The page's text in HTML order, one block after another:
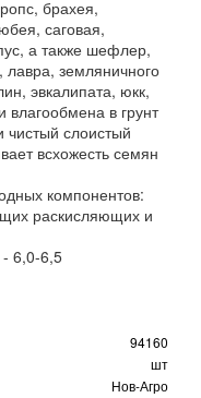
брахея,
саговая,
а также шефлер,
земляничного
эвкалипата, юкк,
влагообмена в грунт
чистый слоистый
всхожесть семян
компонентов:
раскисляющих и
6,0-6,5
94160
шт
Нов-Агро